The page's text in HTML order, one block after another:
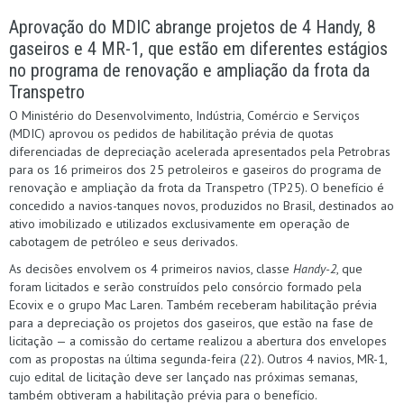
Aprovação do MDIC abrange projetos de 4 Handy, 8
gaseiros e 4 MR-1, que estão em diferentes estágios
no programa de renovação e ampliação da frota da
Transpetro
O Ministério do Desenvolvimento, Indústria, Comércio e Serviços
(MDIC) aprovou os pedidos de habilitação prévia de quotas
diferenciadas de depreciação acelerada apresentados pela Petrobras
para os 16 primeiros dos 25 petroleiros e gaseiros do programa de
renovação e ampliação da frota da Transpetro (TP25). O benefício é
concedido a navios-tanques novos, produzidos no Brasil, destinados ao
ativo imobilizado e utilizados exclusivamente em operação de
cabotagem de petróleo e seus derivados.
As decisões envolvem os 4 primeiros navios, classe Handy-2, que
foram licitados e serão construídos pelo consórcio formado pela
Ecovix e o grupo Mac Laren. Também receberam habilitação prévia
para a depreciação os projetos dos gaseiros, que estão na fase de
licitação — a comissão do certame realizou a abertura dos envelopes
com as propostas na última segunda-feira (22). Outros 4 navios, MR-1,
cujo edital de licitação deve ser lançado nas próximas semanas,
também obtiveram a habilitação prévia para o benefício.